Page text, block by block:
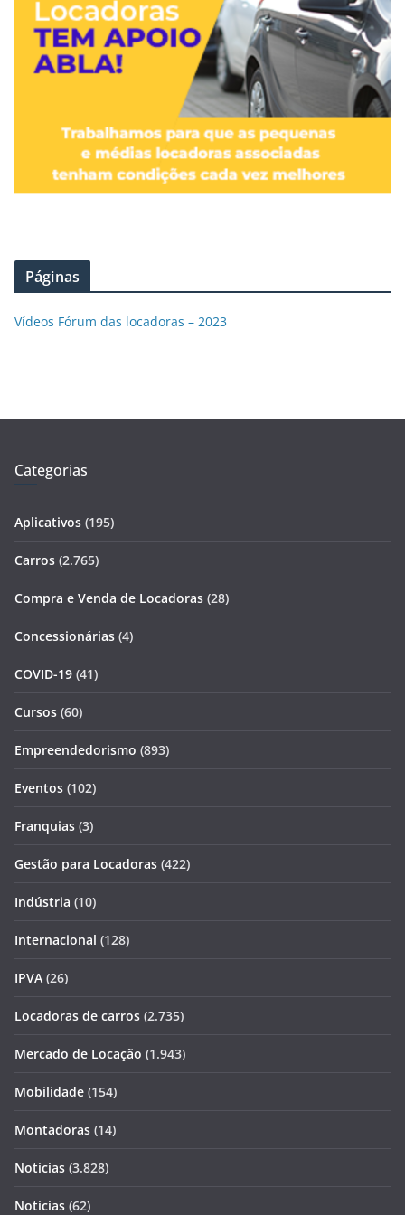
Páginas
Vídeos Fórum das locadoras – 2023
Categorias
Aplicativos (195)
Carros (2.765)
Compra e Venda de Locadoras (28)
Concessionárias (4)
COVID-19 (41)
Cursos (60)
Empreendedorismo (893)
Eventos (102)
Franquias (3)
Gestão para Locadoras (422)
Indústria (10)
Internacional (128)
IPVA (26)
Locadoras de carros (2.735)
Mercado de Locação (1.943)
Mobilidade (154)
Montadoras (14)
Notícias (3.828)
Notícias (62)